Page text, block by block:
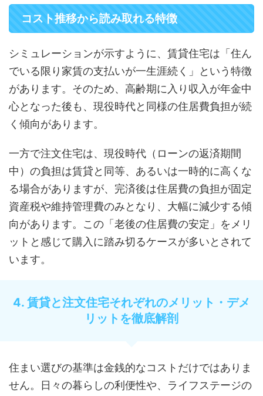
コスト推移から読み取れる特徴
シミュレーションが示すように、賃貸住宅は「住ん
でいる限り家賃の支払いが一生涯続く」という特徴
があります。そのため、高齢期に入り収入が年金中
心となった後も、現役時代と同様の住居費負担が続
く傾向があります。
一方で注文住宅は、現役時代（ローンの返済期間
中）の負担は賃貸と同等、あるいは一時的に高くな
る場合がありますが、完済後は住居費の負担が固定
資産税や維持管理費のみとなり、大幅に減少する傾
向があります。この「老後の住居費の安定」をメリ
ットと感じて購入に踏み切るケースが多いとされて
います。
4. 賃貸と注文住宅それぞれのメリット・デメ
リットを徹底解剖
住まい選びの基準は金銭的なコストだけではありま
せん。日々の暮らしの利便性や、ライフステージの